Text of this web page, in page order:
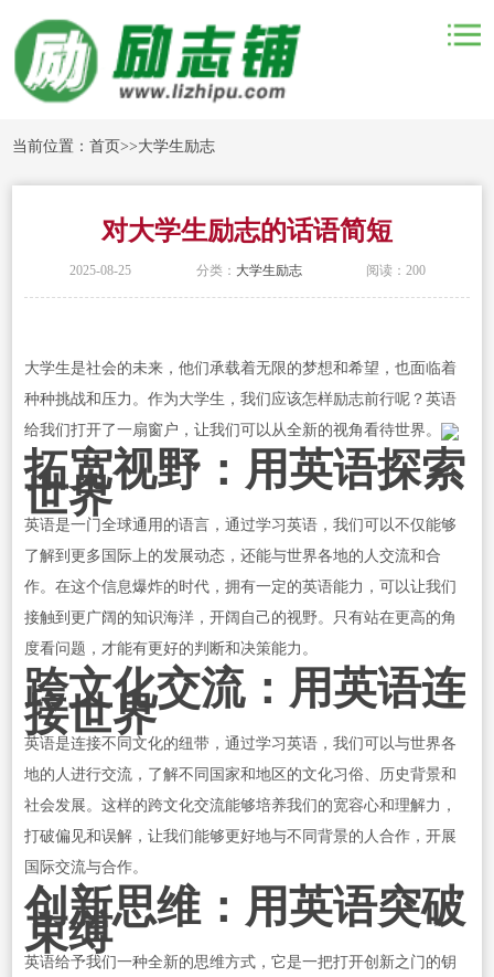
当前位置：首页>>大学生励志
对大学生励志的话语简短
2025-08-25 分类： 大学生励志 阅读：200
大学生是社会的未来，他们承载着无限的梦想和希望，也面临着
种种挑战和压力。作为大学生，我们应该怎样励志前行呢？英语
给我们打开了一扇窗户，让我们可以从全新的视角看待世界。
拓宽视野：用英语探索
世界
英语是一门全球通用的语言，通过学习英语，我们可以不仅能够
了解到更多国际上的发展动态，还能与世界各地的人交流和合
作。在这个信息爆炸的时代，拥有一定的英语能力，可以让我们
接触到更广阔的知识海洋，开阔自己的视野。只有站在更高的角
度看问题，才能有更好的判断和决策能力。
跨文化交流：用英语连
接世界
英语是连接不同文化的纽带，通过学习英语，我们可以与世界各
地的人进行交流，了解不同国家和地区的文化习俗、历史背景和
社会发展。这样的跨文化交流能够培养我们的宽容心和理解力，
打破偏见和误解，让我们能够更好地与不同背景的人合作，开展
国际交流与合作。
创新思维：用英语突破
束缚
英语给予我们一种全新的思维方式，它是一把打开创新之门的钥